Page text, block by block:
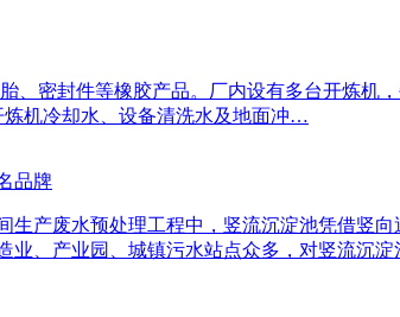
、密封件等橡胶产品。厂内设有多台开炼机
炼机冷却水、设备清洗水及地面冲…
品牌
生产废水预处理工程中，竖流沉淀池凭借竖
业、产业园、城镇污水站点众多，对竖流沉